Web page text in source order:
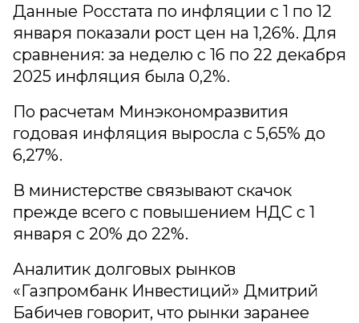
Данные Росстата по инфляции с 1 по 12
января показали рост цен на 1,26%. Для
сравнения: за неделю с 16 по 22 декабря
2025 инфляция была 0,2%.
По расчетам Минэкономразвития
годовая инфляция выросла с 5,65% до
6,27%.
В министерстве связывают скачок
прежде всего с повышением НДС с 1
января с 20% до 22%.
Аналитик долговых рынков
«Газпромбанк Инвестиций» Дмитрий
Бабичев говорит, что рынки заранее